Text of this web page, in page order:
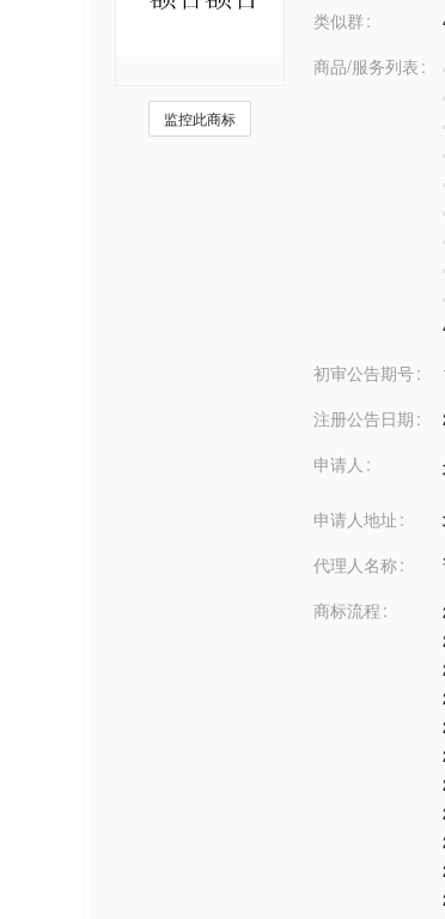
监控此商标
类似群
商品/服务列表
初审公告期号
注册公告日期
申请人
申请人地址
代理人名称
商标流程